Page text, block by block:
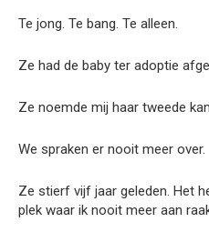
Te jong. Te bang. Te alleen.
Ze had de baby ter adoptie
Ze noemde mij haar tweede
We spraken er nooit meer over.
Ze stierf vijf jaar geleden. Het
plek waar ik nooit meer aan